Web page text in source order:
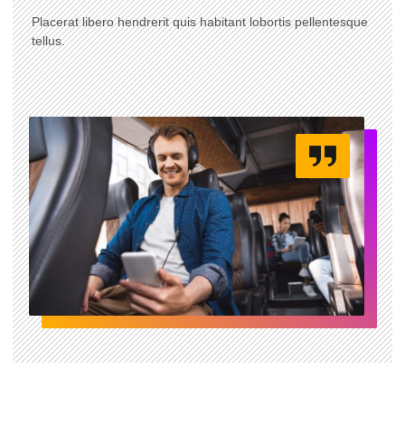
Placerat libero hendrerit quis habitant lobortis pellentesque
tellus.